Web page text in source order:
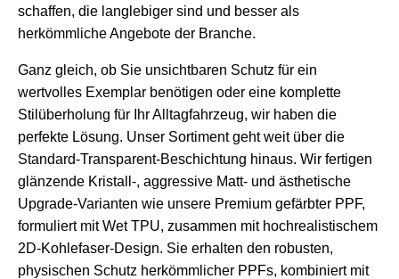
schaffen, die langlebiger sind und besser als
herkömmliche Angebote der Branche.
Ganz gleich, ob Sie unsichtbaren Schutz für ein
wertvolles Exemplar benötigen oder eine komplette
Stilüberholung für Ihr Alltagfahrzeug, wir haben die
perfekte Lösung. Unser Sortiment geht weit über die
Standard-Transparent-Beschichtung hinaus. Wir fertigen
glänzende Kristall-, aggressive Matt- und ästhetische
Upgrade-Varianten wie unsere Premium gefärbter PPF,
formuliert mit Wet TPU, zusammen mit hochrealistischem
2D-Kohlefaser-Design. Sie erhalten den robusten,
physischen Schutz herkömmlicher PPFs, kombiniert mit